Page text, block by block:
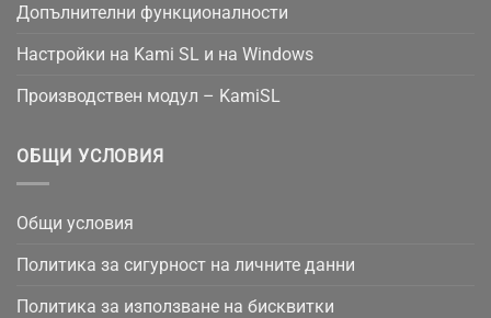
Допълнителни функционалности
Настройки на Kami SL и на Windows
Производствен модул – KamiSL
ОБЩИ УСЛОВИЯ
Общи условия
Политика за сигурност на личните данни
Политика за използване на бисквитки